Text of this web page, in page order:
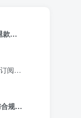
1. WordPress订阅产品的退款处理方法
1.2 使用WooCommerce订阅插件处理退款
2. 优惠券订单的退款规则与合规建议